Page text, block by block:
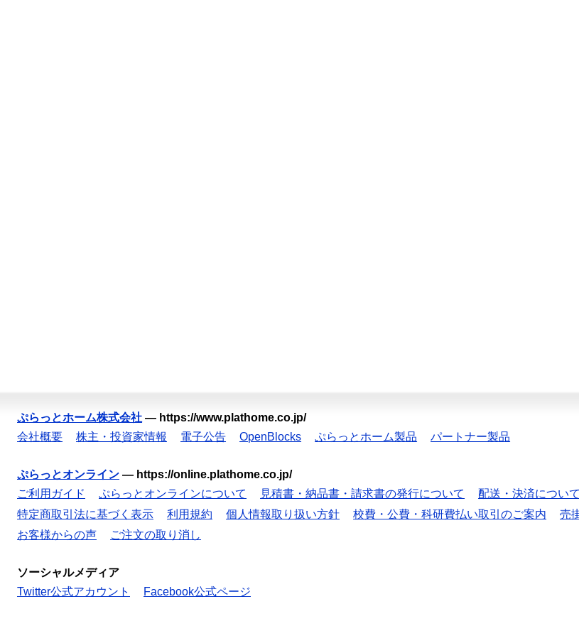
ぷらっとホーム株式会社 — https://www.plathome.co.jp/
会社概要
株主・投資家情報 電子公告 OpenBlocks ぷらっとホーム製品 パートナー製品
ぷらっとオンライン — https://online.plathome.co.jp/
ご利用ガイド
ぷらっとオンラインについて 見積書・納品書・請求書の発行について 配送・決済について
特定商取引法に基づく表示
利用規約 個人情報取り扱い方針 校費・公費・科研費払い取引のご案内 売
お客様からの声
ご注文の取り消し
ソーシャルメディア
Twitter公式アカウント
Facebook公式ページ